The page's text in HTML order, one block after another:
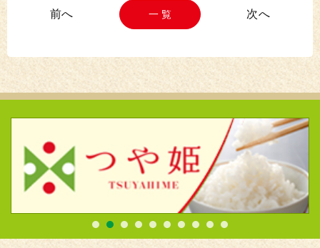
一 覧